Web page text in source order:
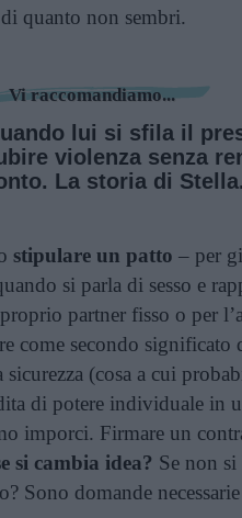
quanto non sembri.
Vi raccomandiamo...
lui si sfila il
violenza senza
La storia di Stella.
stipulare un patto – per
si parla di sesso e
partner fisso o per
come secondo significato
(cosa a cui
di potere individuale in
imporci. Firmare un
si cambia idea? Se non si
Sono domande